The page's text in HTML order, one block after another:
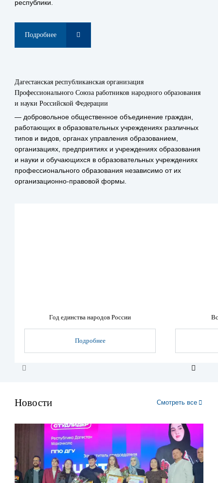
республики.
Подробнее
Дагестанская республиканская организация
Профессионального Союза работников народного образования
и науки Российской Федерации
— добровольное общественное объединение граждан,
работающих в образовательных учреждениях различных
типов и видов, органах управления образованием,
организациях, предприятиях и учреждениях образования
и науки и обучающихся в образовательных учреждениях
профессионального образования независимо от их
организационно-правовой формы.
Год единства народов России
Подробнее
Новости Смотреть все